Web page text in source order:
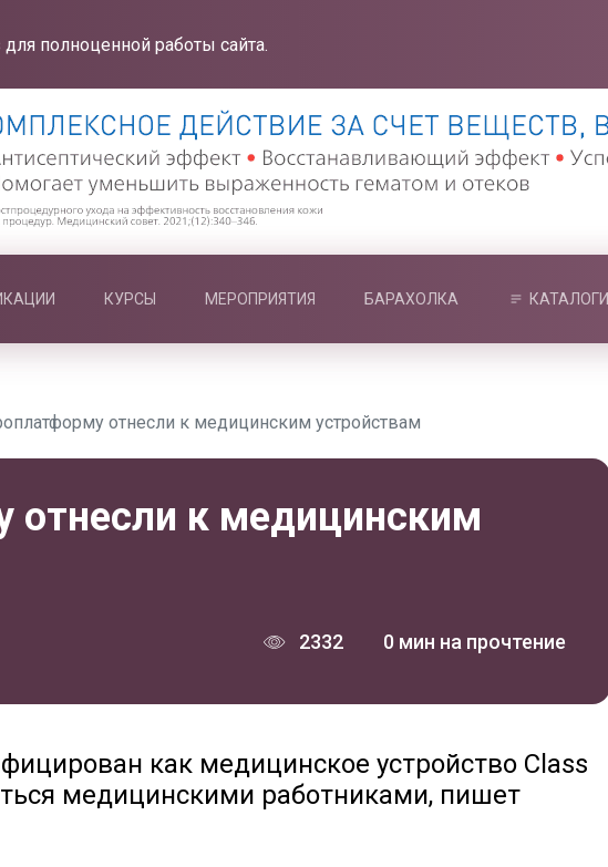
полноценной работы сайта.
КУРСЫ МЕРОПРИЯТИЯ БАРАХОЛКА КАТАЛОГИ
отнесли к медицинским устройствам
отнесли к медицинским
2332 0 мин на прочтение
как медицинское устройство Class
медицинскими работниками, пишет